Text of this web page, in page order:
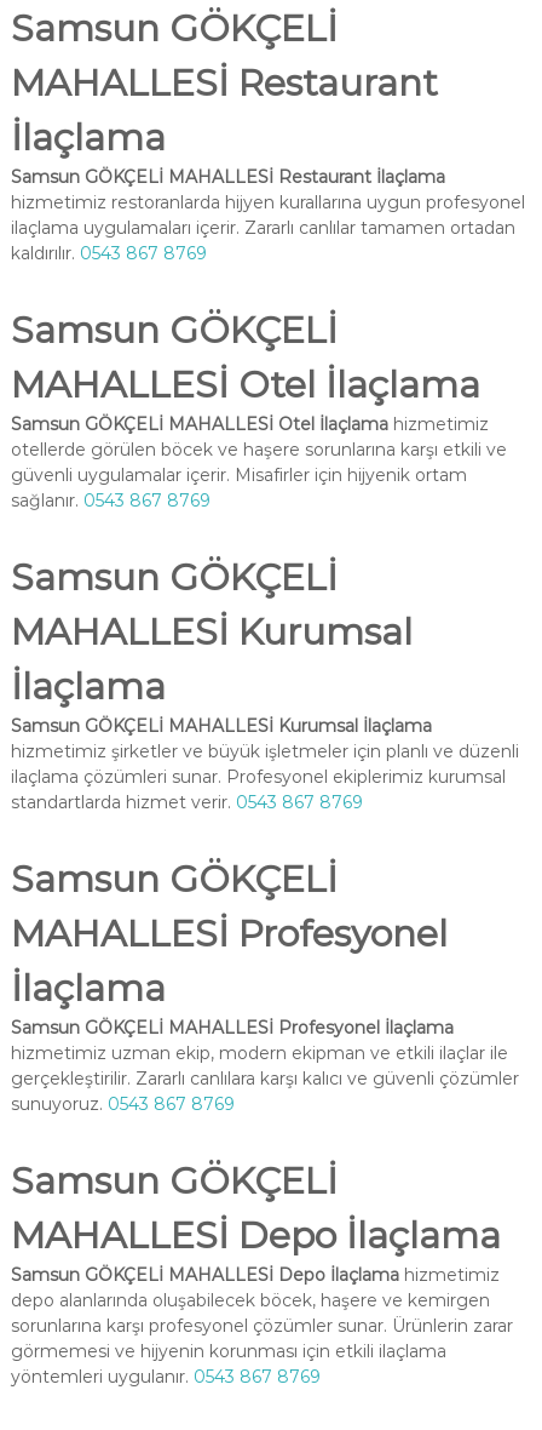
Samsun GÖKÇELİ
MAHALLESİ Restaurant
İlaçlama
Samsun GÖKÇELİ MAHALLESİ Restaurant İlaçlama
hizmetimiz restoranlarda hijyen kurallarına uygun profesyonel
ilaçlama uygulamaları içerir. Zararlı canlılar tamamen ortadan
kaldırılır. 0543 867 8769
Samsun GÖKÇELİ
MAHALLESİ Otel İlaçlama
Samsun GÖKÇELİ MAHALLESİ Otel İlaçlamahizmetimiz
otellerde görülen böcek ve haşere sorunlarına karşı etkili ve
güvenli uygulamalar içerir. Misafirler için hijyenik ortam
sağlanır. 0543 867 8769
Samsun GÖKÇELİ
MAHALLESİ Kurumsal
İlaçlama
Samsun GÖKÇELİ MAHALLESİ Kurumsal İlaçlama
hizmetimiz şirketler ve büyük işletmeler için planlı ve düzenli
ilaçlama çözümleri sunar. Profesyonel ekiplerimiz kurumsal
standartlarda hizmet verir. 0543 867 8769
Samsun GÖKÇELİ
MAHALLESİ Profesyonel
İlaçlama
Samsun GÖKÇELİ MAHALLESİ Profesyonel İlaçlama
hizmetimiz uzman ekip, modern ekipman ve etkili ilaçlar ile
gerçekleştirilir. Zararlı canlılara karşı kalıcı ve güvenli çözümler
sunuyoruz. 0543 867 8769
Samsun GÖKÇELİ
MAHALLESİ Depo İlaçlama
Samsun GÖKÇELİ MAHALLESİ Depo İlaçlamahizmetimiz
depo alanlarında oluşabilecek böcek, haşere ve kemirgen
sorunlarına karşı profesyonel çözümler sunar. Ürünlerin zarar
görmemesi ve hijyenin korunması için etkili ilaçlama
yöntemleri uygulanır. 0543 867 8769